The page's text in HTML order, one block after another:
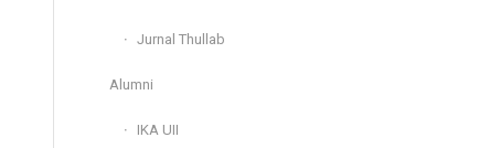
Jurnal Thullab
Alumni
IKA UII